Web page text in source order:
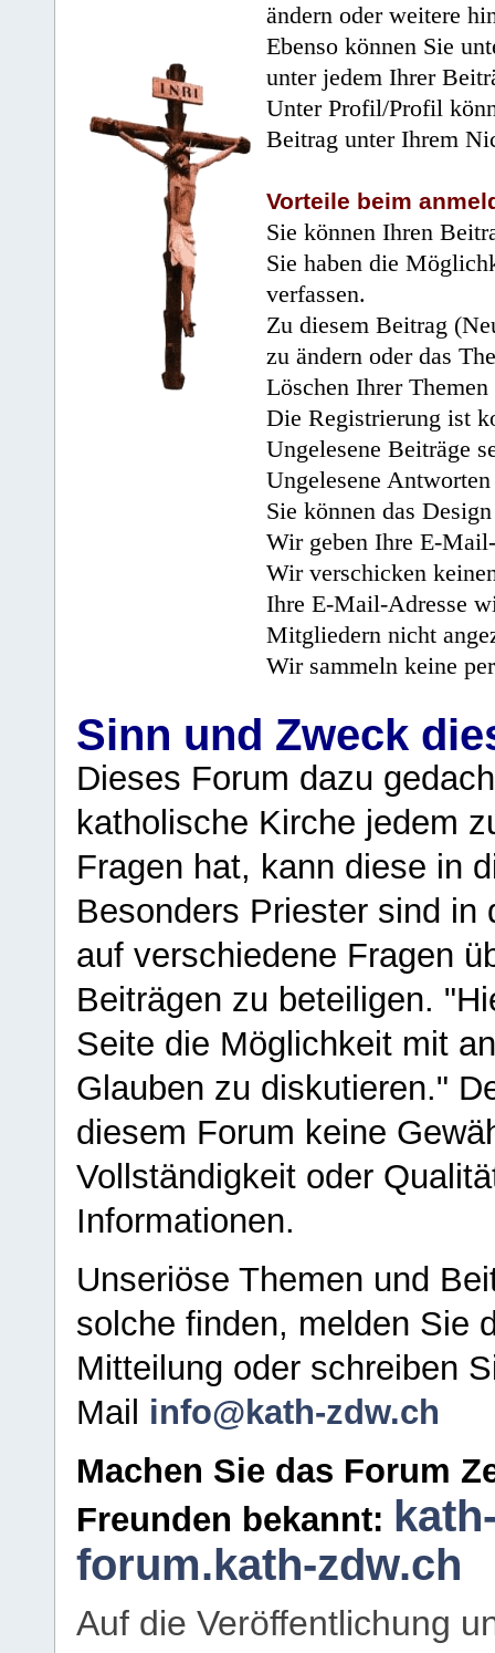
ändern oder weitere
Ebenso können Sie
unter jedem Ihrer
Unter Profil/Profil
Beitrag unter Ihrem
Vorteile beim
Sie können Ihren
Sie haben die
verfassen.
Zu diesem Beitrag
zu ändern oder das
Löschen Ihrer
Die Registrierung ist
Ungelesene Beiträge
Ungelesene
Sie können das
Wir geben Ihre E-
Wir verschicken
Ihre E-Mail-Adresse
Mitgliedern nicht
Wir sammeln keine
Sinn und Zweck
Dieses Forum dazu
katholische Kirche jedem
Fragen hat, kann diese in
Besonders Priester sind in
auf verschiedene Fragen
Beiträgen zu beteiligen.
Seite die Möglichkeit mit
Glauben zu diskutieren."
diesem Forum keine
Vollständigkeit oder
Informationen.
Unseriöse Themen und
solche finden, melden Sie
Mitteilung oder schreiben
Mail info@kath-zdw.ch
Machen Sie das Forum
Freunden bekannt:
forum.kath-zdw.ch
Auf die Veröffentlichung